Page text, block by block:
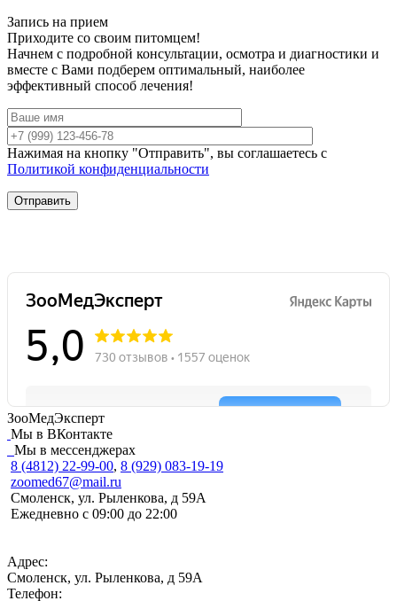
Запись на прием
Приходите со своим питомцем!
Начнем с подробной консультации, осмотра и диагностики и
вместе с Вами подберем оптимальный, наиболее
эффективный способ лечения!
Нажимая на кнопку "Отправить", вы соглашаетесь с
Политикой конфиденциальности
ЗооМедЭксперт
Мы в ВКонтакте
Мы в мессенджерах
8 (4812) 22-99-00, 8 (929) 083-19-19
zoomed67@mail.ru
Смоленск, ул. Рыленкова, д 59А
Ежедневно с 09:00 до 22:00
Адрес:
Смоленск, ул. Рыленкова, д 59А
Телефон: